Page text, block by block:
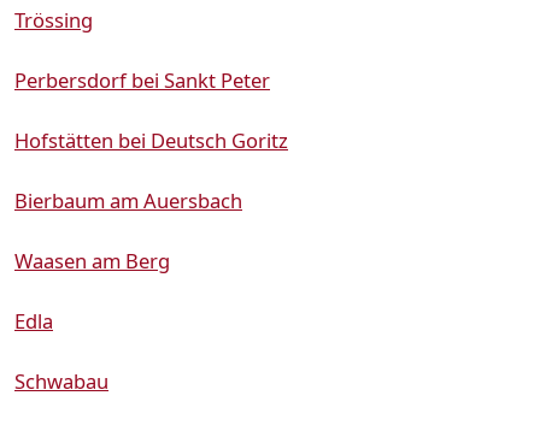
Trössing
Perbersdorf bei Sankt Peter
Hofstätten bei Deutsch Goritz
Bierbaum am Auersbach
Waasen am Berg
Edla
Schwabau